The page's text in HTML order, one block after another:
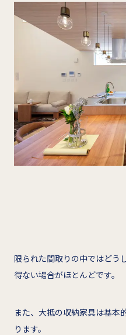
限られた間取りの中ではどう
得ない場合がほとんどです。
また、大抵の収納家具は基本
ります。